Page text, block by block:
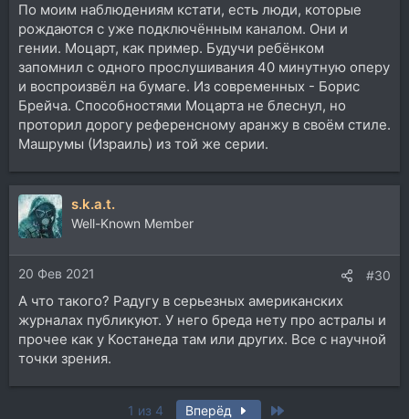
По моим наблюдениям кстати, есть люди, которые
рождаются с уже подключённым каналом. Они и
гении. Моцарт, как пример. Будучи ребёнком
запомнил с одного прослушивания 40 минутную оперу
и воспроизвёл на бумаге. Из современных - Борис
Брейча. Способностями Моцарта не блеснул, но
проторил дорогу референсному аранжу в своём стиле.
Машрумы (Израиль) из той же серии.
s.k.a.t.
Well-Known Member
20 Фев 2021 #30
А что такого? Радугу в серьезных американских
журналах публикуют. У него бреда нету про астралы и
прочее как у Костанеда там или других. Все с научной
точки зрения.
1 из 4 Вперёд